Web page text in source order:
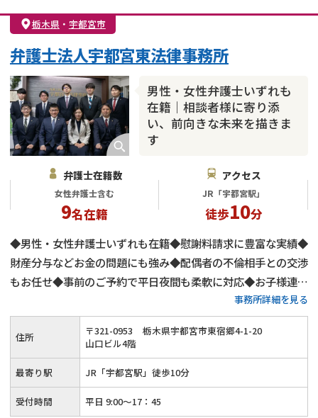
栃木県 ・ 宇都宮市
男性・女性弁護士いずれも
在籍｜相談者様に寄り添
い、前向きな未来を描きま
す
弁護士法人宇都宮東法律事務所
弁護士在籍数
女性弁護士含む
9名在籍
アクセス
JR「宇都宮駅」
徒歩10分
◆男性・女性弁護士いずれも在籍◆慰謝料請求に豊富な実績◆
財産分与などお金の問題にも強み◆配偶者の不倫相手との交渉
もお任せ◆事前のご予約で平日夜間も柔軟に対応◆お子様連れ
事務所詳細を見る
住所 〒321-0953
栃木県宇都宮市東宿郷4-1-20
山口ビル4階
最寄り駅 JR「宇都宮駅」徒歩10分
受付時間 平日 9:00～17：45